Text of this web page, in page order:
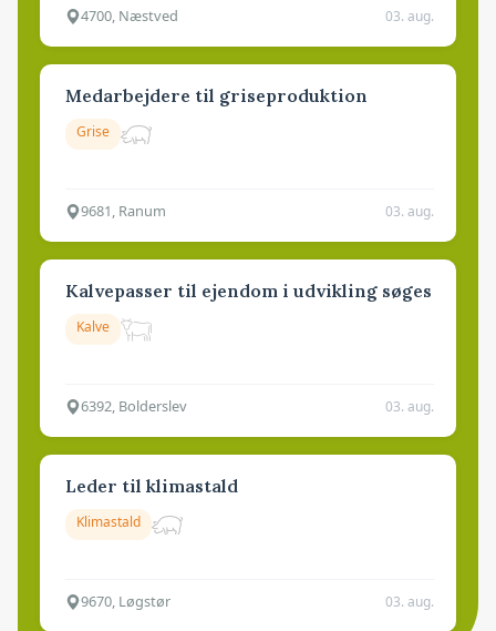
4700, Næstved 03. aug.
Medarbejdere til griseproduktion
Grise
9681, Ranum 03. aug.
Kalvepasser til ejendom i udvikling søges
Kalve
6392, Bolderslev 03. aug.
Leder til klimastald
Klimastald
9670, Løgstør 03. aug.